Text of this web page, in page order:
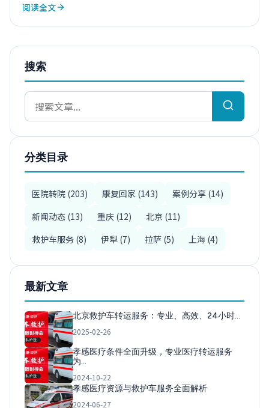
阅读全文
搜索
分类目录
医院转院 (203) 康复回家 (143)
案例分享 (14)
新闻动态 (13)
重庆 (12)
北京 (11)
救护车服务 (8)
伊犁 (7) 拉萨 (5) 上海 (4)
最新文章
北京救护车转运服务：专业、高效、24小时…
2025-02-26
孝感医疗条件全面升级，专业医疗转运服务
为…
2024-10-22
孝感医疗资源与救护车服务全面解析
2024-06-27